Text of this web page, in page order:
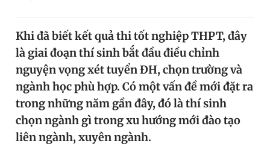
Tin thị trường Tin 360
Video Magazine
Sản phẩm khác
Tiện ích Bạn cần biết
Khi đã biết kết quả thi tốt nghiệp THPT, đây
là giai đoạn thí sinh bắt đầu điều chỉnh
nguyện vọng xét tuyển ĐH, chọn trường và
ngành học phù hợp. Có một vấn đề mới đặt ra
trong những năm gần đây, đó là thí sinh
chọn ngành gì trong xu hướng mới đào tạo
liên ngành, xuyên ngành.